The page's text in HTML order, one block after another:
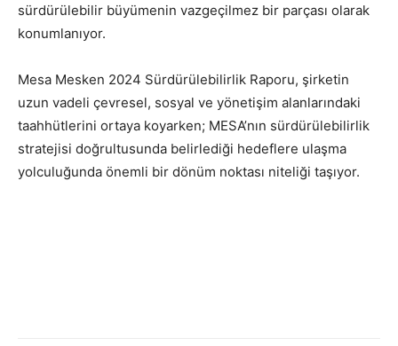
sürdürülebilir büyümenin vazgeçilmez bir parçası olarak
konumlanıyor.
Mesa Mesken 2024 Sürdürülebilirlik Raporu, şirketin
uzun vadeli çevresel, sosyal ve yönetişim alanlarındaki
taahhütlerini ortaya koyarken; MESA’nın sürdürülebilirlik
stratejisi doğrultusunda belirlediği hedeflere ulaşma
yolculuğunda önemli bir dönüm noktası niteliği taşıyor.